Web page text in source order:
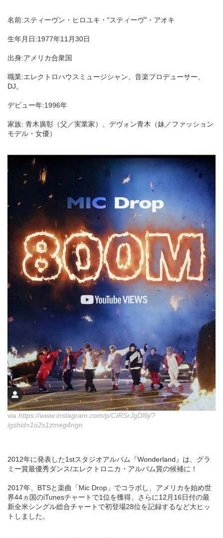
名前:スティーヴン・ヒロユキ・"スティーヴ"・アオキ
生年月日:1977年11月30日
出身:アメリカ合衆国
職業:エレクトロハウスミュージシャン、音楽プロデューサー、
DJ。
デビュー年:1996年
家族: 青木廣彰（父／実業家）、デヴォン青木（妹／ファッション
モデル・女優）
via https://www.instagram.com/p/CIRSrJgDl9j/?
igshid=1o2s1zmeg4ngn
2012年に発表した1stスタジオアルバム『Wonderland』は、グラ
ミー賞最優秀ダンス/エレクトロニカ・アルバム賞の候補に！
2017年、BTSと楽曲「Mic Drop」でコラボし、アメリカを始め世
界44ヵ国のiTunesチャートで1位を獲得、さらに12月16日付の最
新全米シングル総合チャートで初登場28位を記録するなど大ヒッ
トしました。